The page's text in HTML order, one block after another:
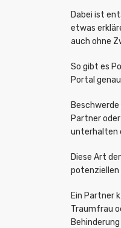
Dabei ist
etwas
auch ohne
So gibt es
Portal
Partner
unterhalten
Diese Art
potenziellen
Ein Partner
Traumfrau